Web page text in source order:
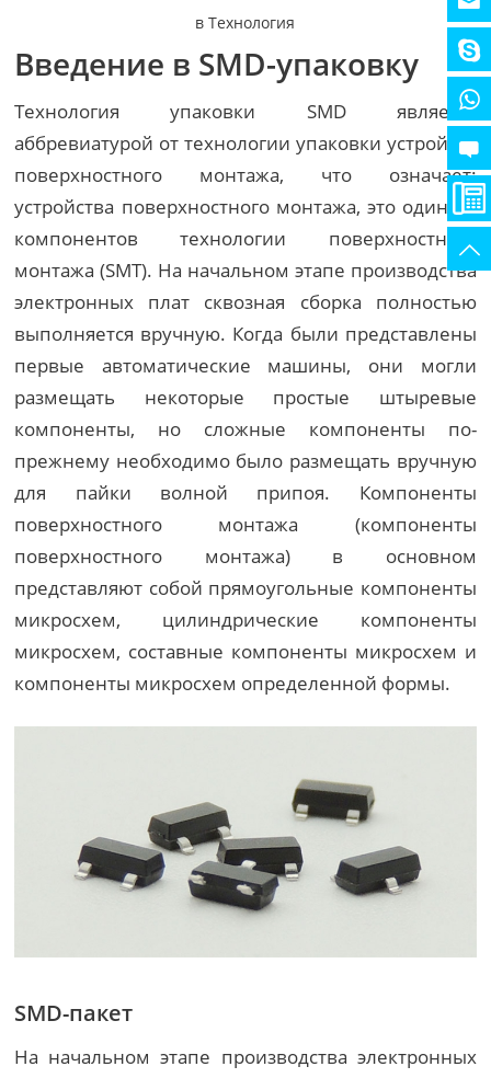
вТехнология
Введение в SMD-упаковку
Технология упаковки SMD является
аббревиатурой от технологии упаковки устройств
поверхностного монтажа, что означает:
устройства поверхностного монтажа, это один из
компонентов технологии поверхностного
монтажа (SMT). На начальном этапе производства
электронных плат сквозная сборка полностью
выполняется вручную. Когда были представлены
первые автоматические машины, они могли
размещать некоторые простые штыревые
компоненты, но сложные компоненты по-
прежнему необходимо было размещать вручную
для пайки волной припоя. Компоненты
поверхностного монтажа (компоненты
поверхностного монтажа) в основном
представляют собой прямоугольные компоненты
микросхем, цилиндрические компоненты
микросхем, составные компоненты микросхем и
компоненты микросхем определенной формы.
SMD-пакет
На начальном этапе производства электронных